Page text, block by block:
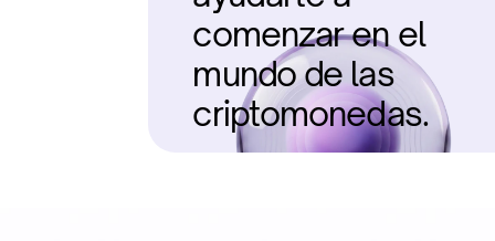
comenzar en el
mundo de las
criptomonedas.